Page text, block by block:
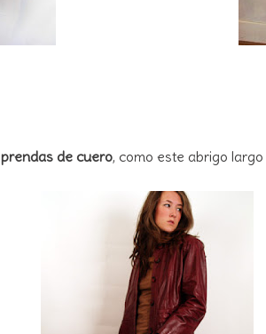
prendas de cuero, como este abrigo